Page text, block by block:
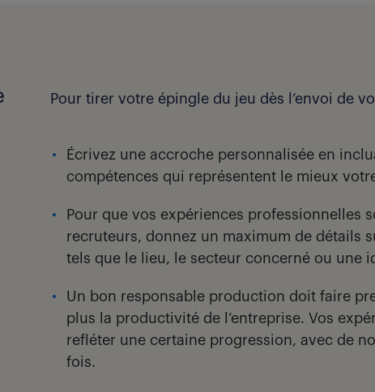
Pour tirer votre épingle du jeu dès l’envoi de
Écrivez une accroche personnalisée en
compétences qui représentent le mieux
Pour que vos expériences professionnelles
recruteurs, donnez un maximum de détails
tels que le lieu, le secteur concerné ou une
Un bon responsable production doit faire
plus la productivité de l’entreprise. Vos
refléter une certaine progression, avec de
fois.